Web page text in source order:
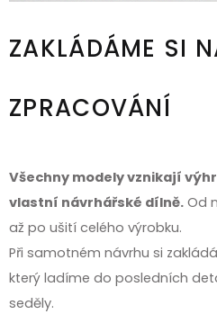
ZAKLÁDÁME SI
ZPRACOVÁNÍ
Všechny modely vznikají
vlastní návrhářské dílně. Od
až po ušití celého výrobku.
Při samotném návrhu si
který ladíme do posledních
seděly.